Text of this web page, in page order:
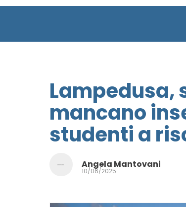
Lampedusa,
mancano
studenti a
Angela Mantovani
10/06/2025